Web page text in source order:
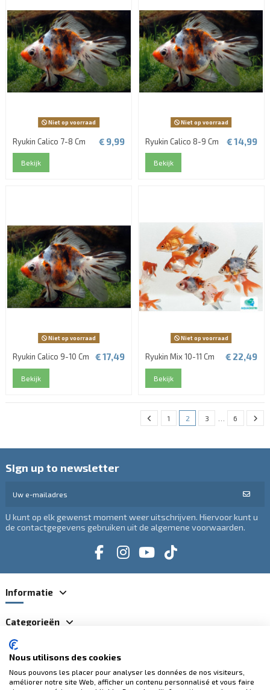
Niet op voorraad
Ryukin Calico 7-8 Cm € 9,99
Bekijk
Niet op voorraad
Ryukin Calico 8-9 Cm € 14,99
Bekijk
Niet op voorraad
Ryukin Calico 9-10 Cm € 17,49
Bekijk
Niet op voorraad
Ryukin Mix 10-11 Cm € 22,49
Bekijk
1 2 3 6
Sign up to newsletter
U kunt op elk gewenst moment weer uitschrijven. Hiervoor kunt u
de contactgegevens gebruiken uit de algemene voorwaarden.
Informatie
Categorieën
Contacteer ons
Nous utilisons des cookies
Nous pouvons les placer pour analyser les données de nos visiteurs,
améliorer notre site Web, afficher un contenu personnalisé et vous faire